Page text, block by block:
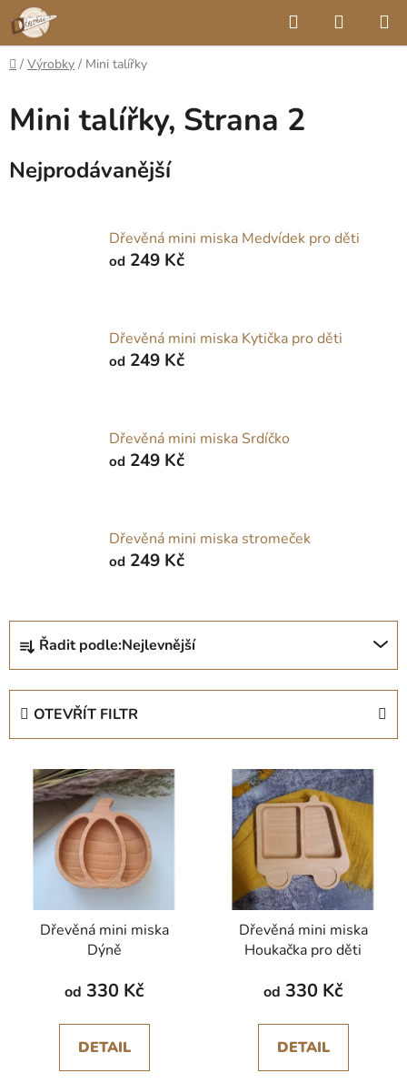
Přejít
na
obsah
Hledat
KOŠÍK
Domů
/ Výrobky / Mini talířky
Mini talířky, Strana 2
Nejprodávanější
Dřevěná mini miska Medvídek pro děti
od 249 Kč
Dřevěná mini miska Kytička pro děti
od 249 Kč
Dřevěná mini miska Srdíčko
od 249 Kč
Dřevěná mini miska stromeček
od 249 Kč
Ř
z
Řadit podle:Nejlevnější
OTEVŘÍT FILTR
Dřevěná mini miska
Dýně
od 330 Kč
DETAIL
Dřevěná mini miska
Houkačka pro děti
od 330 Kč
DETAIL